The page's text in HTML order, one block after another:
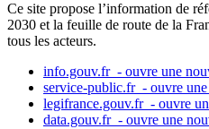
Ce site propose l’information de
2030 et la feuille de route de la
tous les acteurs.
info.gouv.fr - ouvre une
service-public.fr - ouvre
legifrance.gouv.fr - ouvre
data.gouv.fr - ouvre une